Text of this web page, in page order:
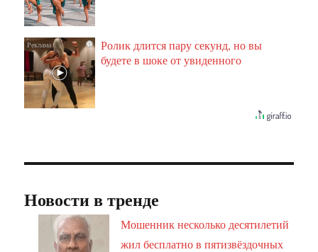
i
Ролик длится пару секунд, но вы
будете в шоке от увиденного
Новости в тренде
Мошенник несколько десятилетий
жил бесплатно в пятизвёздочных